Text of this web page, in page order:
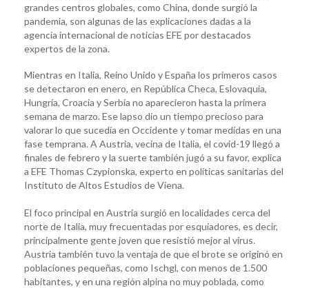
grandes centros globales, como China, donde surgió la
pandemia, son algunas de las explicaciones dadas a la
agencia internacional de noticias EFE por destacados
expertos de la zona.
Mientras en Italia, Reino Unido y España los primeros casos
se detectaron en enero, en República Checa, Eslovaquia,
Hungría, Croacia y Serbia no aparecieron hasta la primera
semana de marzo. Ese lapso dio un tiempo precioso para
valorar lo que sucedía en Occidente y tomar medidas en una
fase temprana. A Austria, vecina de Italia, el covid-19 llegó a
finales de febrero y la suerte también jugó a su favor, explica
a EFE Thomas Czypionska, experto en políticas sanitarias del
Instituto de Altos Estudios de Viena.
El foco principal en Austria surgió en localidades cerca del
norte de Italia, muy frecuentadas por esquiadores, es decir,
principalmente gente joven que resistió mejor al virus.
Austria también tuvo la ventaja de que el brote se originó en
poblaciones pequeñas, como Ischgl, con menos de 1.500
habitantes, y en una región alpina no muy poblada, como